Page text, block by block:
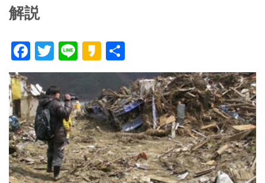
解説
F
ac
e
b
o
o
k
T
w
itt
er
Li
n
K
a
k
a
o
有